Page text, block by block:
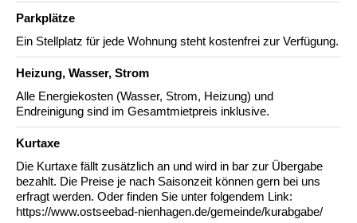
Parkplätze
Ein Stellplatz für jede Wohnung steht kostenfrei zur Verfügung.
Heizung, Wasser, Strom
Alle Energiekosten (Wasser, Strom, Heizung) und
Endreinigung sind im Gesamtmietpreis inklusive.
Kurtaxe
Die Kurtaxe fällt zusätzlich an und wird in bar zur Übergabe
bezahlt. Die Preise je nach Saisonzeit können gern bei uns
erfragt werden. Oder finden Sie unter folgendem Link:
https://www.ostseebad-nienhagen.de/gemeinde/kurabgabe/